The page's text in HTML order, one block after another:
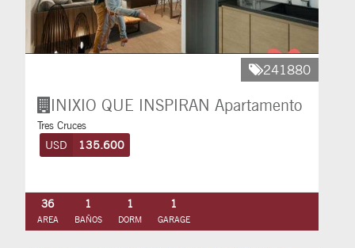
241880
INIXIO QUE INSPIRAN Apartamento
Tres Cruces
USD 135.600
36
AREA
1
BAÑOS
1
DORM
1
GARAGE